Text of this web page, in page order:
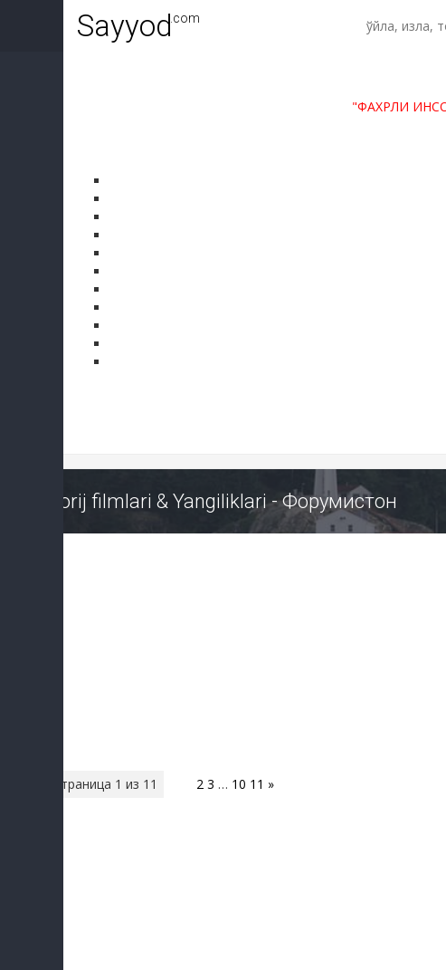
Sayyod.com
"ФАХРЛИ
Horij filmlari & Yangiliklari - Форумистон
Страница 1 из 11 2 3 … 10 11 »